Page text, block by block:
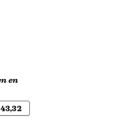
en
43,32